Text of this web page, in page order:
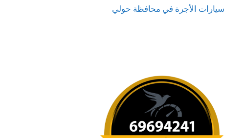
سيارات الأجرة في محافظة حولي